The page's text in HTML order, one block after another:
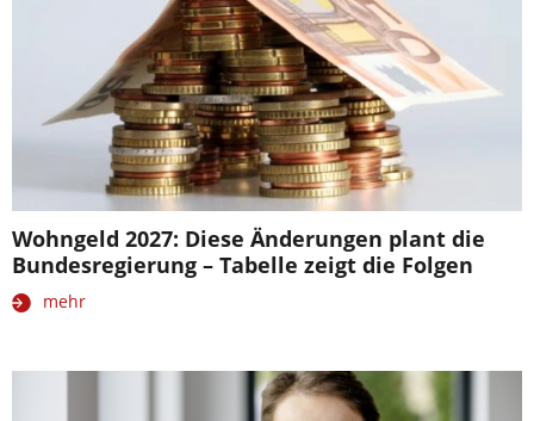
Wohngeld 2027: Diese Änderungen plant die
Bundesregierung – Tabelle zeigt die Folgen
mehr